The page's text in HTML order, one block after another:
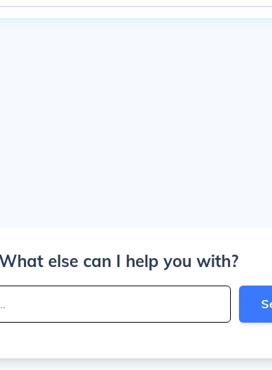
else can I help you with?